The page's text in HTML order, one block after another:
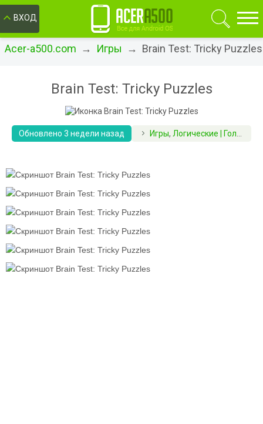
ВХОД
Acer-a500.com → Игры → Brain Test: Tricky Puzzles
Brain Test: Tricky Puzzles
Обновлено 3 недели назад Игры, Логические | Головоломки